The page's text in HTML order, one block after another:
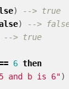
)
--> true
)
-->
--> true
6 then
and b is 6")